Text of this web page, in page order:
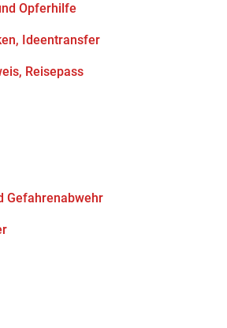
Opferhilfe
Ideentransfer
Reisepass
Gefahrenabwehr